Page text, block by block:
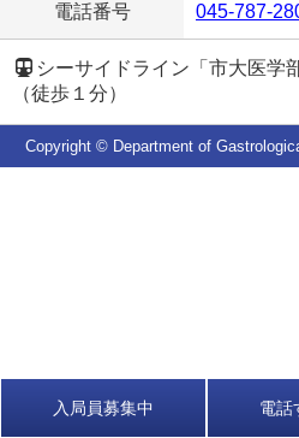
電話番号 045-787-
シーサイドライン「市大医学
（徒歩１分）
Copyright ©️ Department of
入局員募集中 電話